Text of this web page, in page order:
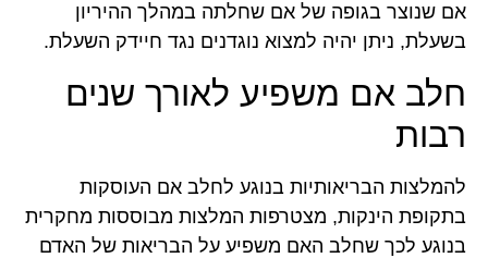
אם שנוצר בגופה של אם שחלתה במהלך ההיריון
בשעלת, ניתן יהיה למצוא נוגדנים נגד חיידק השעלת.
חלב אם משפיע לאורך שנים
רבות
להמלצות הבריאותיות בנוגע לחלב אם העוסקות
בתקופת הינקות, מצטרפות המלצות מבוססות מחקרית
בנוגע לכך שחלב האם משפיע על הבריאות של האדם